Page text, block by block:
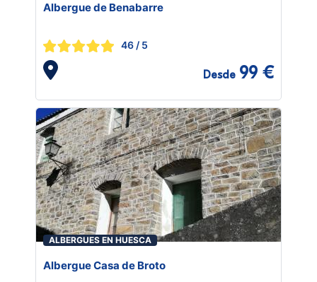
Albergue de Benabarre
46 / 5
Desde 99 €
ALBERGUES EN HUESCA
Albergue Casa de Broto